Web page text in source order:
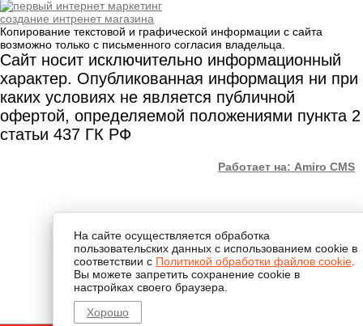
создание интренет магазина
Копирование текстовой и графической информации с сайта
возможно только с письменного согласия владельца.
Сайт носит исключительно информационный
характер. Опубликованная информация ни при
каких условиях не является публичной
офертой, определяемой положениями пункта 2
статьи 437 ГК РФ
На сайте осуществляется обработка
пользовательских данных с использованием cookie в
соответствии с Политикой обработки файлов cookie
Вы можете запретить сохранение cookie в
настройках своего браузера.
Хорошо
Работает на: Amiro CMS